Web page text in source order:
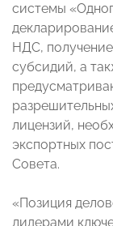
системы
НДС,
субсидий, а
лицензий,
экспортных
Совета.
«Позиция
лидерами